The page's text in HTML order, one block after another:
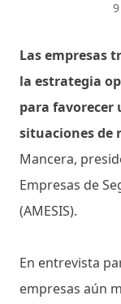
Las empresas
la estrategia
para favorecer
situaciones de
Mancera,
Empresas de
(AMESIS).
En entrevista
empresas aún